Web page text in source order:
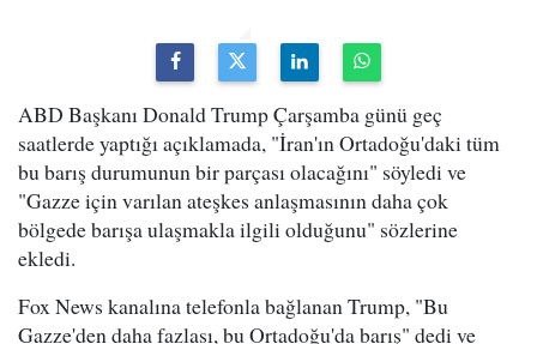
ABD Başkanı Donald Trump Çarşamba günü geç
saatlerde yaptığı açıklamada, "İran'ın Ortadoğu'daki tüm
bu barış durumunun bir parçası olacağını" söyledi ve
"Gazze için varılan ateşkes anlaşmasının daha çok
bölgede barışa ulaşmakla ilgili olduğunu" sözlerine
ekledi.
Fox News kanalına telefonla bağlanan Trump, "Bu
Gazze'den daha fazlası, bu Ortadoğu'da barış" dedi ve